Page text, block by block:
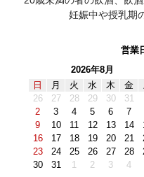
妊娠中や授乳期
営業
2026年8月
日
月 火 水 木 金
26
27 28 29 30 31
2
3 4 5 6 7
9
10 11 12 13 14
16
17 18 19 20 21
23
24 25 26 27 28
30
31 1 2 3 4